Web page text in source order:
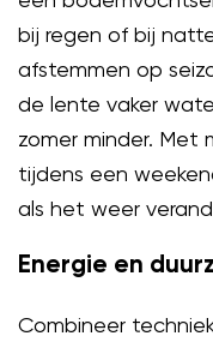
bij regen of bij
afstemmen op
de lente vaker
zomer minder. Met
tijdens een
als het weer
Energie en
Combineer